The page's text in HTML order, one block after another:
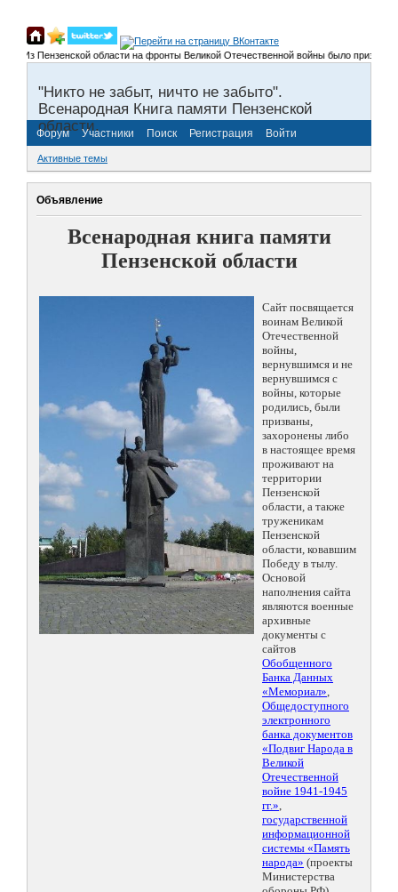
Из Пензенской области на фронты Великой Отечественной войны было призвано
"Никто не забыт, ничто не забыто".
Всенародная Книга памяти Пензенской
области.
Форум Участники Поиск Регистрация Войти
Активные темы
Объявление
Всенародная книга памяти
Пензенской области
Сайт посвящается
воинам Великой
Отечественной
войны,
вернувшимся и не
вернувшимся с
войны, которые
родились, были
призваны,
захоронены либо
в настоящее время
проживают на
территории
Пензенской
области, а также
труженикам
Пензенской
области, ковавшим
Победу в тылу.
Основой
наполнения сайта
являются военные
архивные
документы с
сайтов
Обобщенного
Банка Данных
«Мемориал»,
Общедоступного
электронного
банка документов
«Подвиг Народа в
Великой
Отечественной
войне 1941-1945
гг.»,
государственной
информационной
системы «Память
народа» (проекты
Министерства